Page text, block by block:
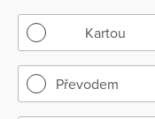
Kartou
Převodem